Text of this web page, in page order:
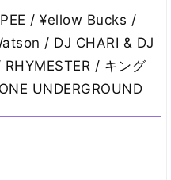
/ ¥ellow Bucks /
/ DJ CHARI & DJ
/ キング
UNDERGROUND